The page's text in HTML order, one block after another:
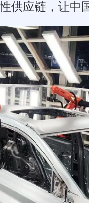
供应链，让中